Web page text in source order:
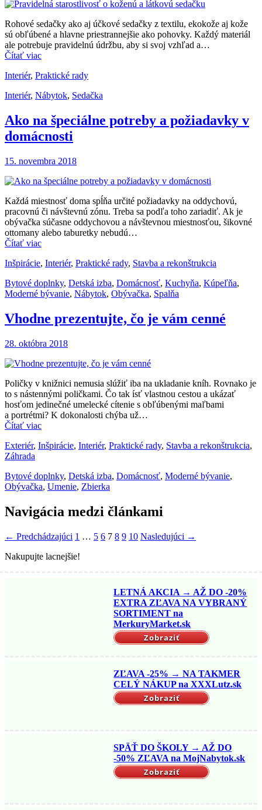
Rohové sedačky ako aj účkové sedačky z textilu, ekokože aj kože
sú obľúbené a hlavne priestrannejšie ako pohovky. Každý materiál
ale potrebuje pravidelnú údržbu, aby si svoj vzhľad a…
Čítať viac
Interiér, Praktické rady
Interiér, Nábytok, Sedačka
Ako na špeciálne potreby a požiadavky v
domácnosti
15. novembra 2018
Každá miestnosť doma spĺňa určité požiadavky na oddychovú,
pracovnú či návštevnú zónu. Treba sa podľa toho zariadiť. Ak je
obývačka súčasne oddychovou a návštevnou miestnosťou, šikovné
ottomany alebo taburetky nebudú…
Čítať viac
Inšpirácie, Interiér, Praktické rady, Stavba a rekonštrukcia
Bytové doplnky, Detská izba, Domácnosť, Kuchyňa, Kúpeľňa,
Moderné bývanie, Nábytok, Obývačka, Spalňa
Vhodne prezentujte, čo je vám cenné
28. októbra 2018
Poličky v knižnici nemusia slúžiť iba na ukladanie kníh. Rovnako je
to s nástennými poličkami. Čo tak ísť vlastnou cestou a ukázať
hosťom jedinečné umelecké cítenie s obľúbenými maľbami
a portrétmi? K dokonalosti chýba už…
Čítať viac
Exteriér, Inšpirácie, Interiér, Praktické rady, Stavba a rekonštrukcia,
Záhrada
Bytové doplnky, Detská izba, Domácnosť, Moderné bývanie,
Obývačka, Umenie, Zbierka
Navigácia medzi článkami
← Predchádzajúci 1 … 5 6 7 8 9 10 Nasledujúci →
Nakupujte lacnejšie!
LETNÁ AKCIA → AŽ DO -20%
EXTRA ZĽAVA NA VYBRANÝ
SORTIMENT na
MerkuryMarket.sk
Zobraziť
ZĽAVA -25% → NA TAKMER
CELÝ NÁKUP na XXXLutz.sk
Zobraziť
SPÄŤ DO ŠKOLY → AŽ DO
-50% ZĽAVA na MojNabytok.sk
Zobraziť